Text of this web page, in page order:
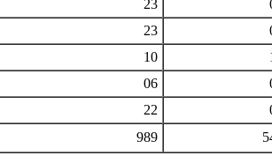
23
23
10
06
22
989